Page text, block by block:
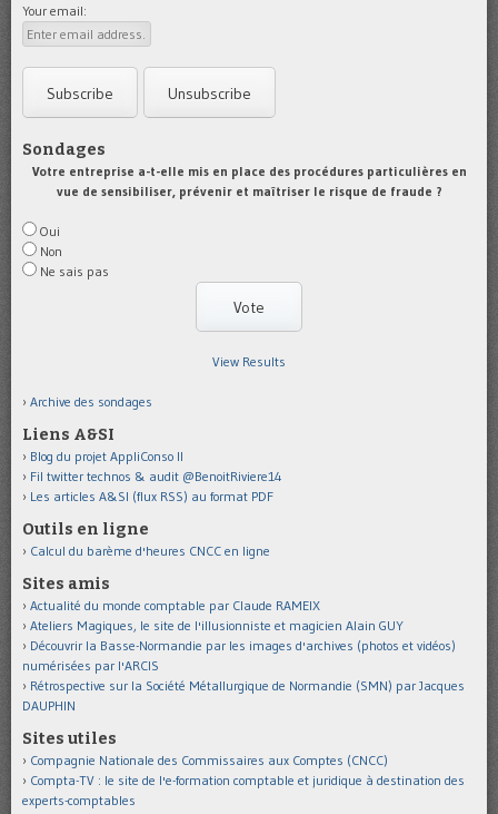
Your email:
Sondages
Votre entreprise a-t-elle mis en place des procédures particulières en
vue de sensibiliser, prévenir et maîtriser le risque de fraude ?
Oui
Non
Ne sais pas
View Results
Archive des sondages
Liens A&SI
Blog du projet AppliConso II
Fil twitter technos & audit @BenoitRiviere14
Les articles A&SI (flux RSS) au format PDF
Outils en ligne
Calcul du barème d'heures CNCC en ligne
Sites amis
Actualité du monde comptable par Claude RAMEIX
Ateliers Magiques, le site de l'illusionniste et magicien Alain GUY
Découvrir la Basse-Normandie par les images d'archives (photos et vidéos)
numérisées par l'ARCIS
Rétrospective sur la Société Métallurgique de Normandie (SMN) par Jacques
DAUPHIN
Sites utiles
Compagnie Nationale des Commissaires aux Comptes (CNCC)
Compta-TV : le site de l'e-formation comptable et juridique à destination des
experts-comptables